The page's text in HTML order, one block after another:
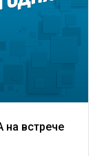
на встрече